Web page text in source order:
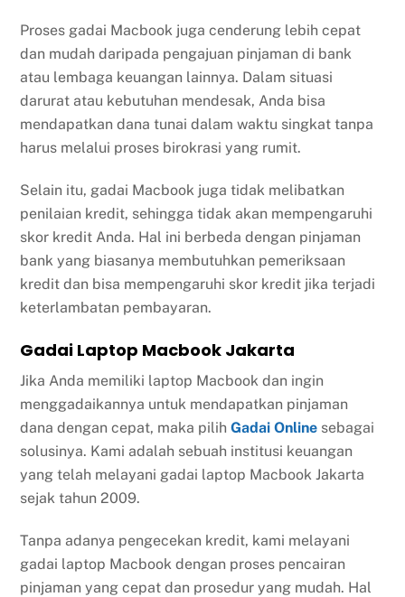
Proses gadai Macbook juga cenderung lebih cepat
dan mudah daripada pengajuan pinjaman di bank
atau lembaga keuangan lainnya. Dalam situasi
darurat atau kebutuhan mendesak, Anda bisa
mendapatkan dana tunai dalam waktu singkat tanpa
harus melalui proses birokrasi yang rumit.
Selain itu, gadai Macbook juga tidak melibatkan
penilaian kredit, sehingga tidak akan mempengaruhi
skor kredit Anda. Hal ini berbeda dengan pinjaman
bank yang biasanya membutuhkan pemeriksaan
kredit dan bisa mempengaruhi skor kredit jika terjadi
keterlambatan pembayaran.
Gadai Laptop Macbook Jakarta
Jika Anda memiliki laptop Macbook dan ingin
menggadaikannya untuk mendapatkan pinjaman
dana dengan cepat, maka pilihGadai Online sebagai
solusinya. Kami adalah sebuah institusi keuangan
yang telah melayani gadai laptop Macbook Jakarta
sejak tahun 2009.
Tanpa adanya pengecekan kredit, kami melayani
gadai laptop Macbook dengan proses pencairan
pinjaman yang cepat dan prosedur yang mudah. Hal